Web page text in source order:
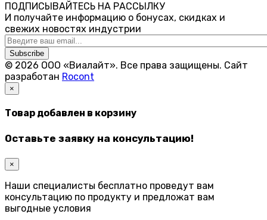
ПОДПИСЫВАЙТЕСЬ НА РАССЫЛКУ
И получайте информацию о бонусах, скидках и
свежих новостях индустрии
Subscribe
© 2026 ООО «Виалайт». Все права защищены. Cайт
разработан Rocont
×
Товар добавлен в корзину
Оставьте заявку на консультацию!
×
Наши специалисты бесплатно проведут вам
консультацию по продукту и предложат вам
выгодные условия